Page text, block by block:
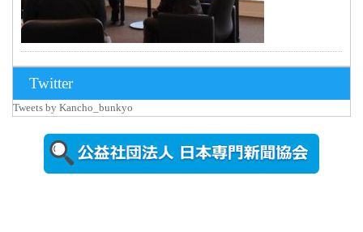
ォトスポッ
ト （8...
Twitter
Tweets by Kancho_bunkyo